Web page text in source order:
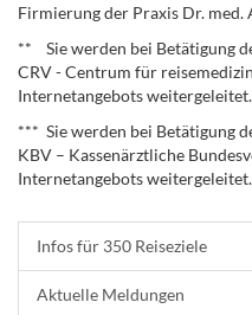
Firmierung der Praxis Dr. med.
** Sie werden bei Betätigung
CRV - Centrum für
Internetangebots weitergeleitet.
*** Sie werden bei Betätigung
KBV – Kassenärztliche
Internetangebots weitergeleitet.
Infos für 350 Reiseziele
Aktuelle Meldungen